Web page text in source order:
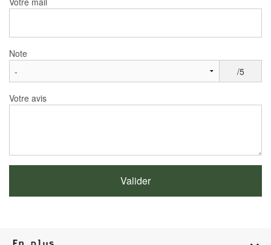
Note
/5
Votre avis